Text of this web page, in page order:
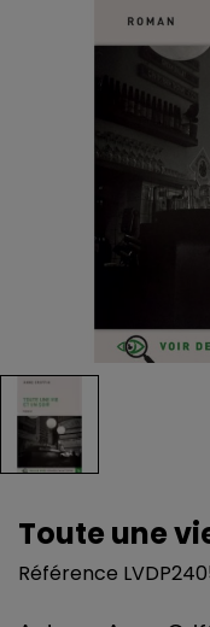
Toute une
Référence